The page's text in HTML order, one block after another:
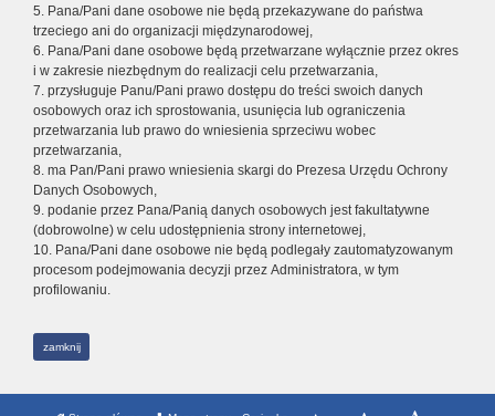
5. Pana/Pani dane osobowe nie będą przekazywane do państwa
trzeciego ani do organizacji międzynarodowej,
6. Pana/Pani dane osobowe będą przetwarzane wyłącznie przez okres
i w zakresie niezbędnym do realizacji celu przetwarzania,
7. przysługuje Panu/Pani prawo dostępu do treści swoich danych
osobowych oraz ich sprostowania, usunięcia lub ograniczenia
przetwarzania lub prawo do wniesienia sprzeciwu wobec
przetwarzania,
8. ma Pan/Pani prawo wniesienia skargi do Prezesa Urzędu Ochrony
Danych Osobowych,
9. podanie przez Pana/Panią danych osobowych jest fakultatywne
(dobrowolne) w celu udostępnienia strony internetowej,
10. Pana/Pani dane osobowe nie będą podlegały zautomatyzowanym
procesom podejmowania decyzji przez Administratora, w tym
profilowaniu.
zamknij